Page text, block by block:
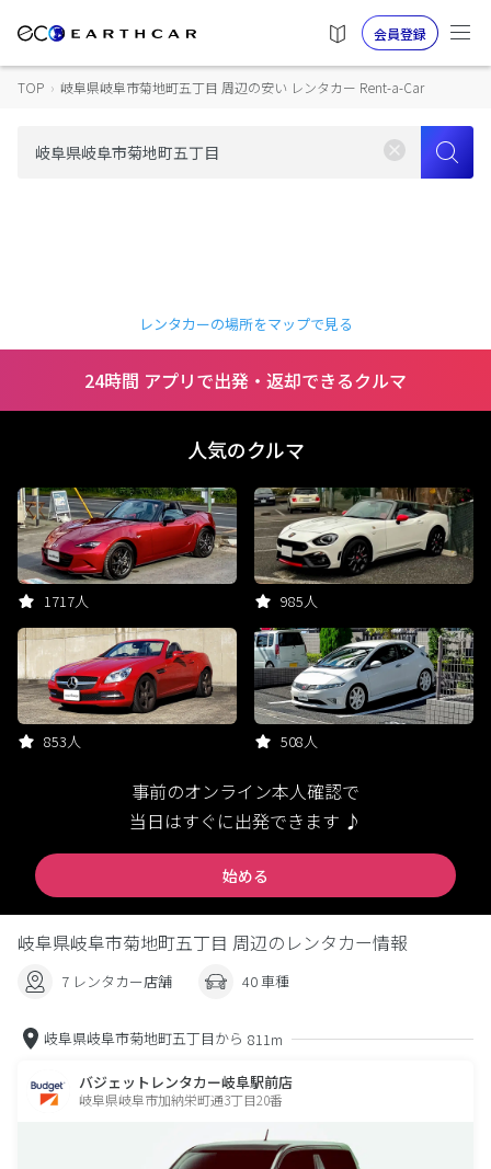
会員登録
TOP › 岐阜県岐阜市菊地町五丁目 周辺の安い レンタカー Rent-a-Car
レンタカーの場所をマップで見る
24時間 アプリで出発・返却できるクルマ
人気のクルマ
1717人 985人
853人 508人
事前のオンライン本人確認で
当日はすぐに出発できます ♪
始める
岐阜県岐阜市菊地町五丁目 周辺のレンタカー情報
7 レンタカー店舗 40 車種
岐阜県岐阜市菊地町五丁目から 811m
バジェットレンタカー岐阜駅前店
岐阜県岐阜市加納栄町通3丁目20番